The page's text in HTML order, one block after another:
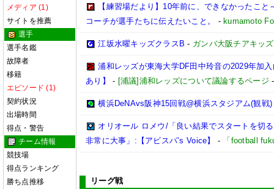
メディア (1)
サイトを推薦
選手
選手名鑑
故障者
移籍
エピソード (1)
契約状況
出場時間
得点・警告
チーム情報
競技場
得点ランキング
勝ち点推移
【練習場だより】10年前に、できなかったこ
コーチが選手たちに伝えたいこと。
- kumamoto
江坂水曜キッズクラスB - ガンバ大阪チアキッ
浦和レッズが東海大学DF田中玲音の2029年加
あり】
- [浦議]浦和レッズについて議論するページ
横浜DeNAvs阪神15回戦@横浜スタジアム(観戦)
オリオール ロメウ/「良い結果でスタートを切
非常に大事」:【アビスパ’s Voice】
- 「football
リーグ戦